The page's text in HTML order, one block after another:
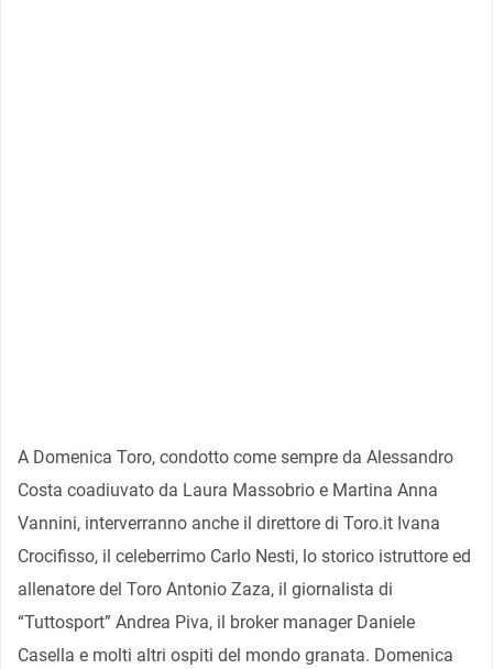
A Domenica Toro, condotto come sempre da Alessandro
Costa coadiuvato da Laura Massobrio e Martina Anna
Vannini, interverranno anche il direttore di Toro.it Ivana
Crocifisso, il celeberrimo Carlo Nesti, lo storico istruttore ed
allenatore del Toro Antonio Zaza, il giornalista di
“Tuttosport” Andrea Piva, il broker manager Daniele
Casella e molti altri ospiti del mondo granata. Domenica